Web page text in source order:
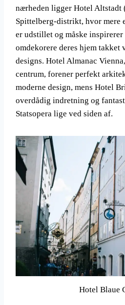
nærheden ligger Hotel Altstadt
Spittelberg-distrikt, hvor mere
er udstillet og måske
omdekorere deres hjem takket
designs. Hotel Almanac
centrum, forener perfekt
moderne design, mens Hotel
overdådig indretning og
Statsopera lige ved siden af.
Hotel Blaue